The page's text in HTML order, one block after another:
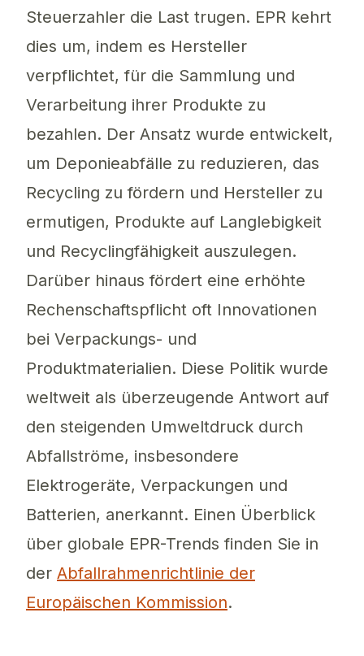
Steuerzahler die Last trugen. EPR kehrt
dies um, indem es Hersteller
verpflichtet, für die Sammlung und
Verarbeitung ihrer Produkte zu
bezahlen. Der Ansatz wurde entwickelt,
um Deponieabfälle zu reduzieren, das
Recycling zu fördern und Hersteller zu
ermutigen, Produkte auf Langlebigkeit
und Recyclingfähigkeit auszulegen.
Darüber hinaus fördert eine erhöhte
Rechenschaftspflicht oft Innovationen
bei Verpackungs- und
Produktmaterialien. Diese Politik wurde
weltweit als überzeugende Antwort auf
den steigenden Umweltdruck durch
Abfallströme, insbesondere
Elektrogeräte, Verpackungen und
Batterien, anerkannt. Einen Überblick
über globale EPR-Trends finden Sie in
der Abfallrahmenrichtlinie der
Europäischen Kommission.